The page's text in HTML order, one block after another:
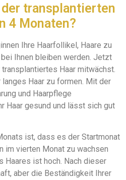
transplantierten
4 Monaten?
Ihre Haarfollikel, Haare zu
Ihnen bleiben werden. Jetzt
Haar mitwächst.
Haar zu formen. Mit der
und Haarpflege
Haar gesund und lässt sich gut
ist, dass es der Startmonat
im vierten Monat zu wachsen
Haares ist hoch. Nach dieser
aber die Beständigkeit Ihrer